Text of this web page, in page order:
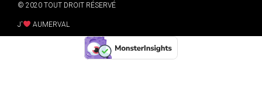
© 2020 TOUT DROIT RÉSERVÉ
J' AUMERVAL